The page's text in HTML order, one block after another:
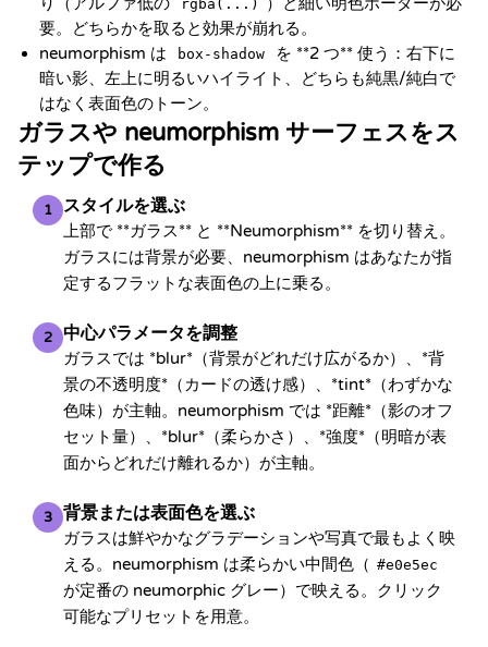
rgba(...)
要。どちらかを取ると効果が崩れる。
neumorphism は
box-shadow
を **2 つ** 使う：右下に
暗い影、左上に明るいハイライト、どちらも純黒/純白で
はなく表面色のトーン。
ガラスや neumorphism サーフェスをス
テップで作る
1 スタイルを選ぶ
上部で **ガラス** と **Neumorphism** を切り替え。
ガラスには背景が必要、neumorphism はあなたが指
定するフラットな表面色の上に乗る。
2 中心パラメータを調整
ガラスでは *blur*（背景がどれだけ広がるか）、*背
景の不透明度*（カードの透け感）、*tint*（わずかな
色味）が主軸。neumorphism では *距離*（影のオフ
セット量）、*blur*（柔らかさ）、*強度*（明暗が表
面からどれだけ離れるか）が主軸。
3 背景または表面色を選ぶ
ガラスは鮮やかなグラデーションや写真で最もよく映
える。neumorphism は柔らかい中間色（ #e0e5ec
が定番の neumorphic グレー）で映える。クリック
可能なプリセットを用意。